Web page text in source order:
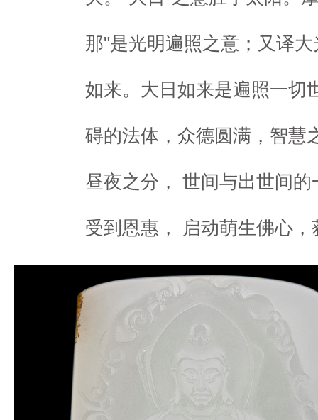
那"是光明遍照之意；又译
如来。大日如来是遍照一切
碍的法体，众德圆满，智慧
昼夜之分， 世间与出世间
受到恩惠， 启动萌生佛心